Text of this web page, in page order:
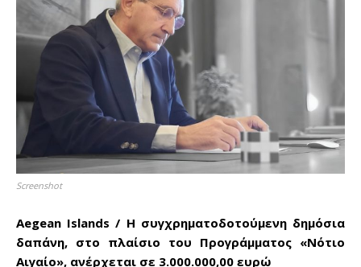
Screenshot
Aegean Islands / Η συγχρηματοδοτούμενη δημόσια
δαπάνη, στο πλαίσιο του Προγράμματος «Νότιο
Αιγαίο», ανέρχεται σε 3.000.000,00 ευρώ